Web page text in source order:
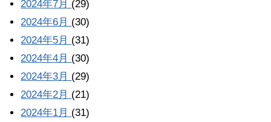
2024年7月 (29)
2024年6月 (30)
2024年5月 (31)
2024年4月 (30)
2024年3月 (29)
2024年2月 (21)
2024年1月 (31)